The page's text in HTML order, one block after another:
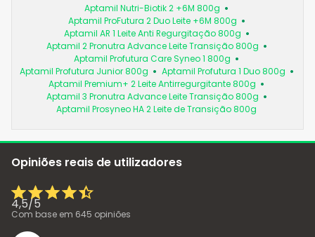
Aptamil Nutri-Biotik 2 +6M 800g
Aptamil ProFutura 2 Duo Leite +6M 800g
Aptamil AR 1 Leite Anti Regurgitação 800g
Aptamil 2 Pronutra Advance Leite Transição 800g
Aptamil Profutura Care Syneo 1 800g
Aptamil Profutura Junior 800g
Aptamil Profutura 1 Duo 800g
Aptamil Premium+ 2 Leite Antirregurgitante 800g
Aptamil 3 Pronutra Advance Leite Transição 800g
Aptamil Prosyneo HA 2 Leite de Transição 800g
Opiniões reais de utilizadores
4,5/5
Com base em 645 opiniões